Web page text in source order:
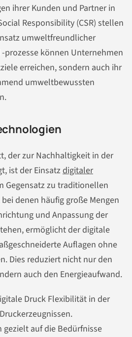
ihrer Kunden und Partner in
Responsibility (CSR) stellen
umweltfreundlicher
prozesse können Unternehmen
erreichen, sondern auch ihr
umweltbewussten
der zur Nachhaltigkeit in der
ist der Einsatzdigitaler
Gegensatz zu traditionellen
denen häufig große Mengen
und Anpassung der
ermöglicht der digitale
Auflagen ohne
Dies reduziert nicht nur den
auch den Energieaufwand.
Druck Flexibilität in der
auf die Bedürfnisse